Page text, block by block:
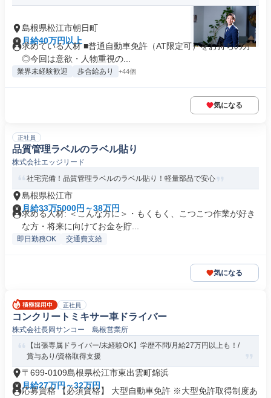
島根県松江市朝日町
月給40万円以上
求めている人材 ■普通自動車免許（AT限定可）をお持ちの方
◎今回は意欲・人物重視の...
業界未経験歓迎 歩合給あり +44個
気になる
正社員
品質管理ラベルのラベル貼り
株式会社エッジリード
社宅完備！品質管理ラベルのラベル貼り！軽量部品で安心
島根県松江市
月給33万5000円～38万円
求める人材: ＜こんな方に＞・もくもく、こつこつ作業が好き
な方・将来に向けてお金を貯...
即日勤務OK 交通費支給
気になる
正社員
コンクリートミキサー車ドライバー
株式会社長岡サンコー 島根営業所
【出張専属ドライバー/未経験OK】学歴不問/月給27万円以上も！/
賞与あり/資格取得支援
〒699-0109島根県松江市東出雲町錦浜
月給27万円～32万円
応募資格 【必須資格】 大型自動車免許 ※大型免許取得制度あ